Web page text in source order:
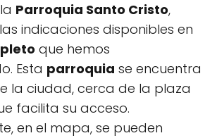
Parroquia Santo Cristo,
indicaciones disponibles en
que hemos
Esta parroquia se encuentra
la ciudad, cerca de la plaza
facilita su acceso.
en el mapa, se pueden